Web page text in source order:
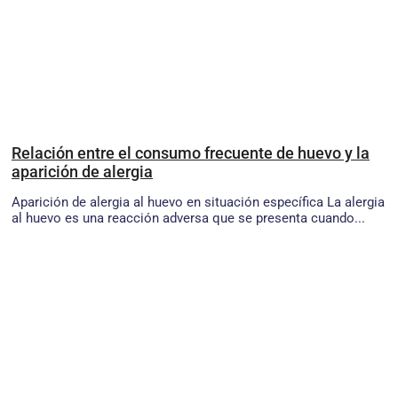
Relación entre el consumo frecuente de huevo y la
aparición de alergia
Aparición de alergia al huevo en situación específica La alergia
al huevo es una reacción adversa que se presenta cuando...